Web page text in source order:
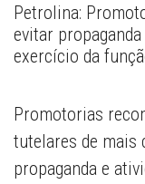
Petrolina:
evitar
exercício da
Promotorias
tutelares de mais
propaganda e